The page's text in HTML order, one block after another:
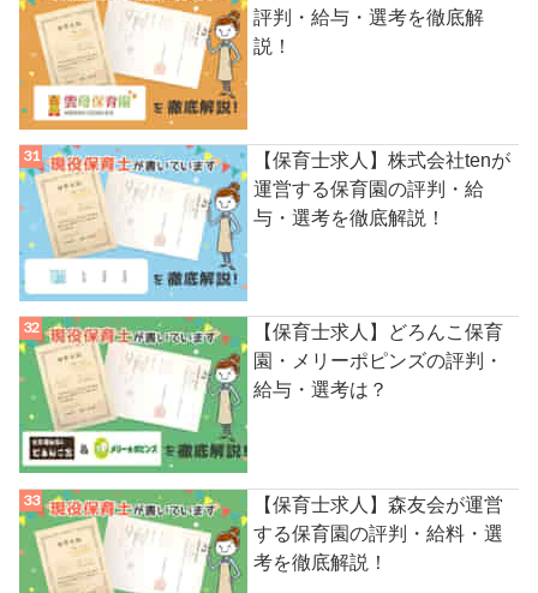
評判・給与・選考を徹底解
説！
【保育士求人】株式会社tenが
運営する保育園の評判・給
与・選考を徹底解説！
【保育士求人】どろんこ保育
園・メリーポピンズの評判・
給与・選考は？
【保育士求人】森友会が運営
する保育園の評判・給料・選
考を徹底解説！